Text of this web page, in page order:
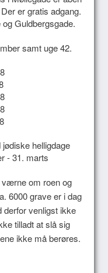
er gratis adgang.
Guldbergsgade.
samt uge 42.
helligdage
- 31. marts
værne om roen og
6000 grave er i dag
derfor venligst ikke
tilladt at slå sig
ikke må berøres.